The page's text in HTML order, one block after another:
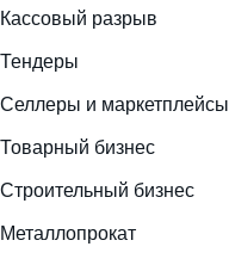
Кассовый разрыв
Тендеры
Селлеры и маркетплейсы
Товарный бизнес
Строительный бизнес
Металлопрокат